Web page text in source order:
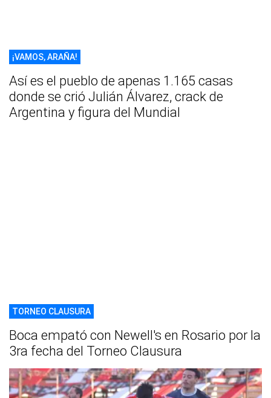
¡VAMOS, ARAÑA!
Así es el pueblo de apenas 1.165 casas
donde se crió Julián Álvarez, crack de
Argentina y figura del Mundial
TORNEO CLAUSURA
Boca empató con Newell's en Rosario por la
3ra fecha del Torneo Clausura